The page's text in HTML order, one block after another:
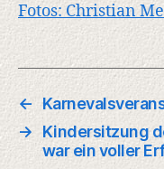
Fotos: Christian
←
→
Kindersitzung
war ein voller